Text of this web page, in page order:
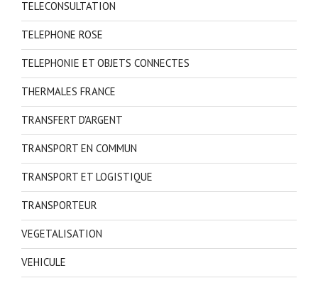
TELECONSULTATION
TELEPHONE ROSE
TELEPHONIE ET OBJETS CONNECTES
THERMALES FRANCE
TRANSFERT D'ARGENT
TRANSPORT EN COMMUN
TRANSPORT ET LOGISTIQUE
TRANSPORTEUR
VEGETALISATION
VEHICULE